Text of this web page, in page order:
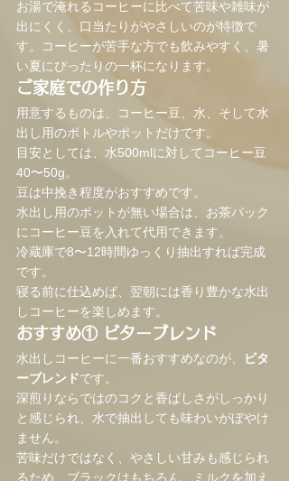
お湯で淹れるコーヒーに比べて苦味や雑味が
出にくく、口当たりがやさしいのが特徴で
す。コーヒーが苦手な方でも飲みやすく、暑
い夏にぴったりの一杯になります。
ご家庭での作り方
用意するものは、コーヒー豆、水、そして水
出し用のボトルやポットだけです。
目安としては、水500mlに対してコーヒー豆
40〜50g。
豆は中挽き程度がおすすめです。
水出し用のポットが無い場合は、お茶パック
にコーヒー豆を入れて代用できます。
冷蔵庫で8〜12時間ゆっくり抽出すれば完成
です。
寝る前に仕込めば、翌朝には香り豊かな水出
しコーヒーを楽しめます。
おすすめ① ビターブレンド
水出しコーヒーに一番おすすめなのが、
ビタ
ーブレンドです。
深煎りならではのコクと香ばしさがしっかり
と感じられ、水で抽出しても味わいがぼやけ
ません。
苦味だけではなく、やさしい甘みも感じられ
るため、ブラックはもちろん、ミルクを加え